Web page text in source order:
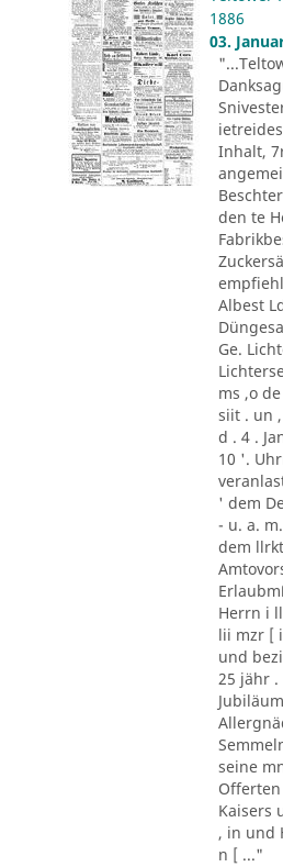
1886
03.
Inhalt,
den te
Albest
Ge.
ms ,o
siit . un
d . 4 .
10 '.
' dem
- u. a.
dem
Herrn i
lii mzr [
und
25 jähr .
seine
Kaisers
, in und
n [ ..."